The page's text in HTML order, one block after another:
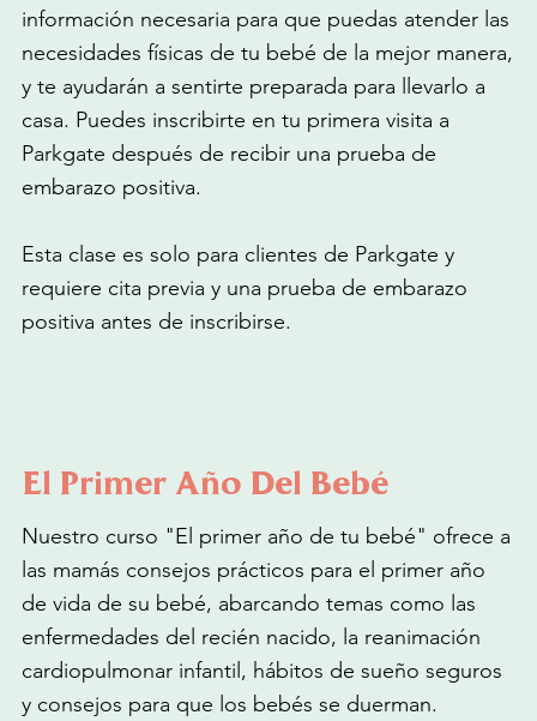
información necesaria para que puedas atender las
necesidades físicas de tu bebé de la mejor manera,
y te ayudarán a sentirte preparada para llevarlo a
casa. Puedes inscribirte en tu primera visita a
Parkgate después de recibir una prueba de
embarazo positiva.
Esta clase es solo para clientes de Parkgate y
requiere cita previa y una prueba de embarazo
positiva antes de inscribirse.
El Primer Año Del Bebé
Nuestro curso "El primer año de tu bebé" ofrece a
las mamás consejos prácticos para el primer año
de vida de su bebé, abarcando temas como las
enfermedades del recién nacido, la reanimación
cardiopulmonar infantil, hábitos de sueño seguros
y consejos para que los bebés se duerman.